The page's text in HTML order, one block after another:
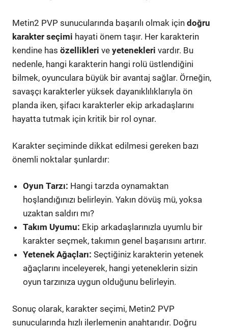
Metin2 PVP sunucularında başarılı olmak için doğru
karakter seçimi hayati önem taşır. Her karakterin
kendine has özellikleri ve yetenekleri vardır. Bu
nedenle, hangi karakterin hangi rolü üstlendiğini
bilmek, oyunculara büyük bir avantaj sağlar. Örneğin,
savaşçı karakterler yüksek dayanıklılıklarıyla ön
planda iken, şifacı karakterler ekip arkadaşlarını
hayatta tutmak için kritik bir rol oynar.
Karakter seçiminde dikkat edilmesi gereken bazı
önemli noktalar şunlardır:
Oyun Tarzı: Hangi tarzda oynamaktan
hoşlandığınızı belirleyin. Yakın dövüş mü, yoksa
uzaktan saldırı mı?
Takım Uyumu: Ekip arkadaşlarınızla uyumlu bir
karakter seçmek, takımın genel başarısını artırır.
Yetenek Ağaçları: Seçtiğiniz karakterin yetenek
ağaçlarını inceleyerek, hangi yeteneklerin sizin
oyun tarzınıza uygun olduğunu belirleyin.
Sonuç olarak, karakter seçimi, Metin2 PVP
sunucularında hızlı ilerlemenin anahtarıdır. Doğru